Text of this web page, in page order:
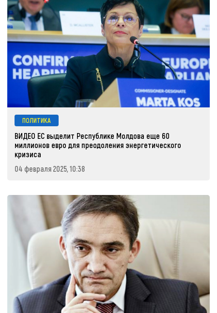
ПОЛИТИКА
ВИДЕО ЕС выделит Республике Молдова еще 60
миллионов евро для преодоления энергетического
кризиса
04 февраля 2025, 10:38